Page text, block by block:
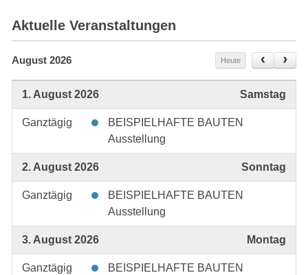
Aktuelle Veranstaltungen
August 2026 Heute
1. August 2026 Samstag
Ganztägig
BEISPIELHAFTE BAUTEN
Ausstellung
2. August 2026 Sonntag
Ganztägig
BEISPIELHAFTE BAUTEN
Ausstellung
3. August 2026 Montag
Ganztägig
BEISPIELHAFTE BAUTEN